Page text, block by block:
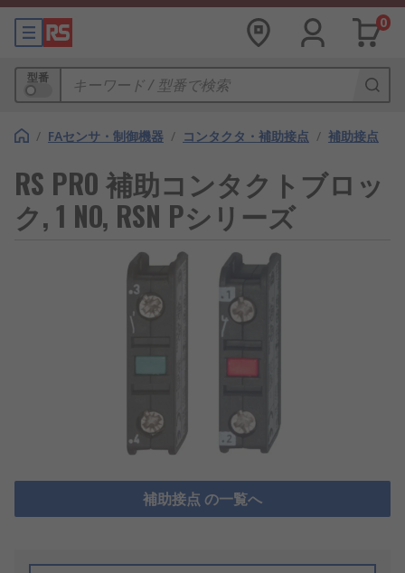
0
型番
/ FAセンサ・制御機器 / コンタクタ・補助接点 / 補助接点
RS PRO 補助コンタクトブロッ
ク, 1 NO, RSN Pシリーズ
補助接点 の一覧へ